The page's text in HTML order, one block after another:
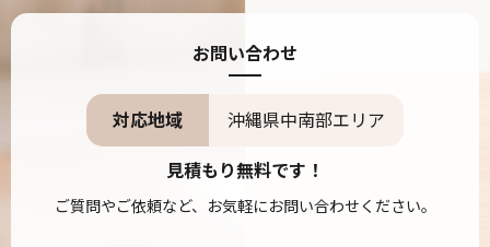
お問い合わせ
対応地域
沖縄県中南部エリア
見積もり無料です！
ご質問やご依頼など、お気軽にお問い合わせください。